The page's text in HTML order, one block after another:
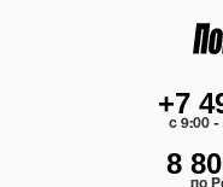
+7
c 9:00 -
8